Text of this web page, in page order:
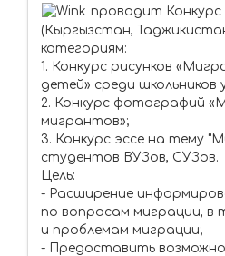
проводит
(Кыргызстан,
категориям:
1. Конкурс рисунков
детей» cреди школьников
2. Конкурс фотографий
мигрантов»;
3. Конкурс эссе на тему
студентов ВУЗов, СУЗов.
Цель:
- Расширение
по вопросам миграции, в
и проблемам миграции;
- Предоставить